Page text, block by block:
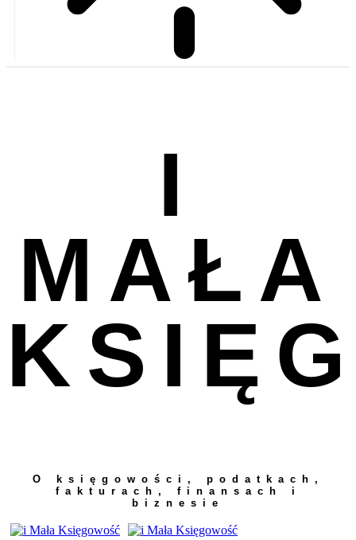
I
MAŁA
O księgowości, podatkach,
fakturach, finansach i
biznesie